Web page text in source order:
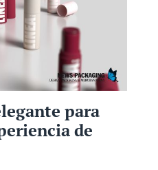
para
de